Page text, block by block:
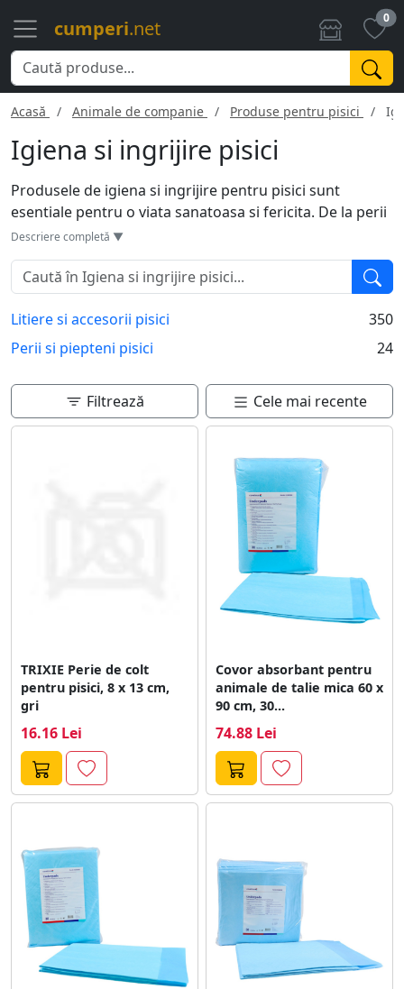
cumperi.net 0
Acasă Animale de companie Produse pentru pisici
Igiena si ingrijire pisici
Produsele de igiena si ingrijire pentru pisici sunt
esentiale pentru o viata sanatoasa si fericita. De la perii
si piepteni pentru ingrijirea blanii, pana la litiere
absorbante si odorizante pentru nevoile zilnice, gama
este diversa. De asemenea, solutii pentru curatarea
ochilor si urechilor, precum si unguente si creme pentru
diverse afectiuni cutanate sunt disponibile. Folosirea
acestor produse in mod regulat contribuie la starea
generala de bine a animalului de companie.
Descriere completă ▼
Litiere si accesorii pisici
350
Perii si piepteni pisici
24
Filtrează Cele mai recente
TRIXIE Perie de colt
pentru pisici, 8 x 13 cm,
gri
16.16 Lei
Covor absorbant pentru
animale de talie mica 60 x
90 cm, 30...
74.88 Lei